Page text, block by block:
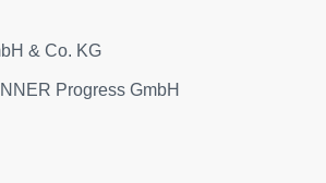
& Co. KG
Progress GmbH